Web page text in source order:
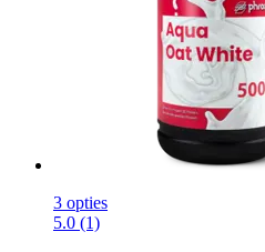
3 opties
5.0 (1)